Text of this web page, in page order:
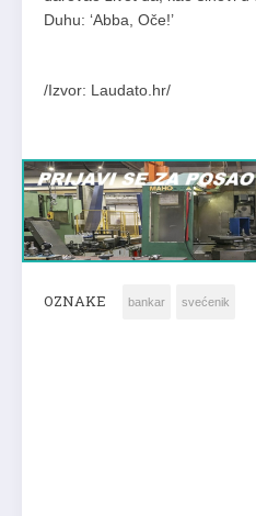
Duhu: ‘Abba, Oče!’
/Izvor: Laudato.hr/
OZNAKE bankar svećenik